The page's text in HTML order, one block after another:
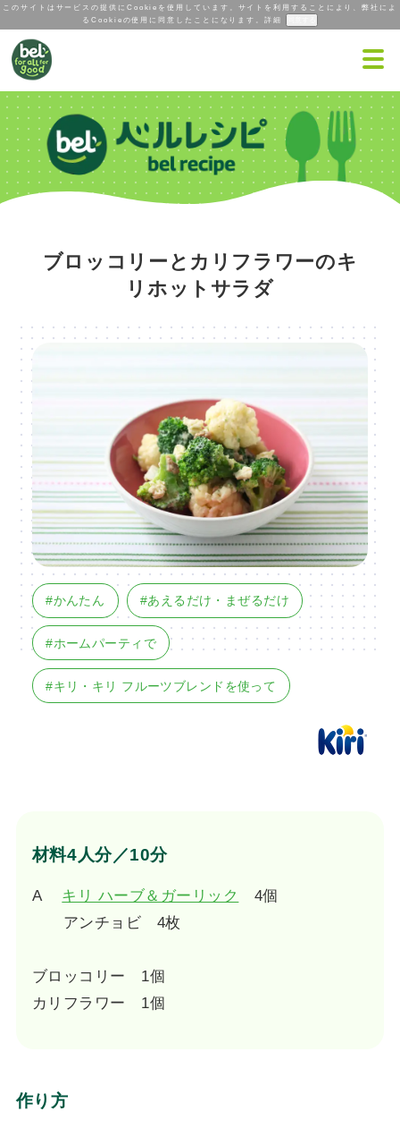
このサイトはサービスの提供にCookieを使用しています。サイトを利用することにより、弊社によ
るCookieの使用に同意したことになります。詳細
ブロッコリーとカリフラワーのキ
リホットサラダ
#かんたん #あえるだけ・まぜるだけ
#ホームパーティで
#キリ・キリ フルーツブレンドを使って
材料4人分／10分
A キリ ハーブ＆ガーリック
4個
アンチョビ 4枚
ブロッコリー 1個
カリフラワー 1個
作り方